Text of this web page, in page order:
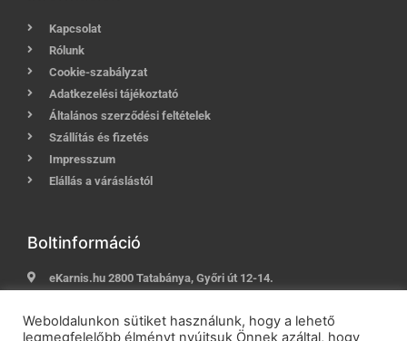
Kapcsolat
Rólunk
Cookie-szabályzat
Adatkezelési tájékoztató
Általános szerződési feltételek
Szállítás és fizetés
Impresszum
Elállás a váráslástól
Boltinformáció
eKarnis.hu 2800 Tatabánya, Győri út 12-14.
E-mail:info@ekarnis.hu
Weboldalunkon sütiket használunk, hogy a lehető
legmegfelelőbb élményt nyújtsuk Önnek azáltal, hogy